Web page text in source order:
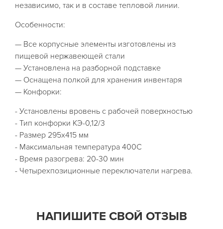
независимо, так и в составе тепловой линии.
Особенности:
— Все корпусные элементы изготовлены из
пищевой нержавеющей стали
— Установлена на разборной подставке
— Оснащена полкой для хранения инвентаря
— Конфорки:
- Установлены вровень с рабочей поверхностью
- Тип конфорки КЭ-0,12/3
- Размер 295х415 мм
- Максимальная температура 400С
- Время разогрева: 20-30 мин
- Четырехпозиционные переключатели нагрева.
НАПИШИТЕ СВОЙ ОТЗЫВ